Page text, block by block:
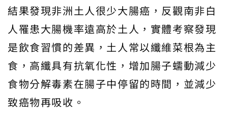
結果發現非洲土人很少大腸癌，反觀南非白
人罹患大腸機率遠高於土人，實體考察發現
是飲食習慣的差異，土人常以纖維菜根為主
食，高纖具有抗氧化性，增加腸子蠕動減少
食物分解毒素在腸子中停留的時間，並減少
致癌物再吸收。